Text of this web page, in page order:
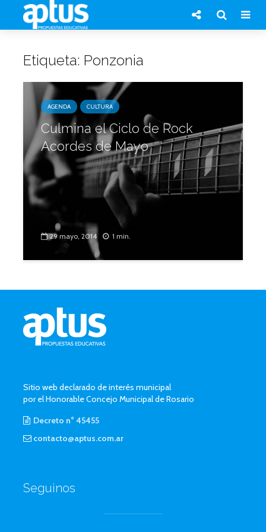
Etiqueta: Ponzonia
AGENDA CULTURA
Culmina el Ciclo de Rock
Acordes de Mayo
29 mayo, 2014 1 min.
Sitio web declarado de interés municipal
por el Honorable Concejo Municipal de Rosario
Decreto n° 45455
contacto@aptus.com.ar
Seguinos